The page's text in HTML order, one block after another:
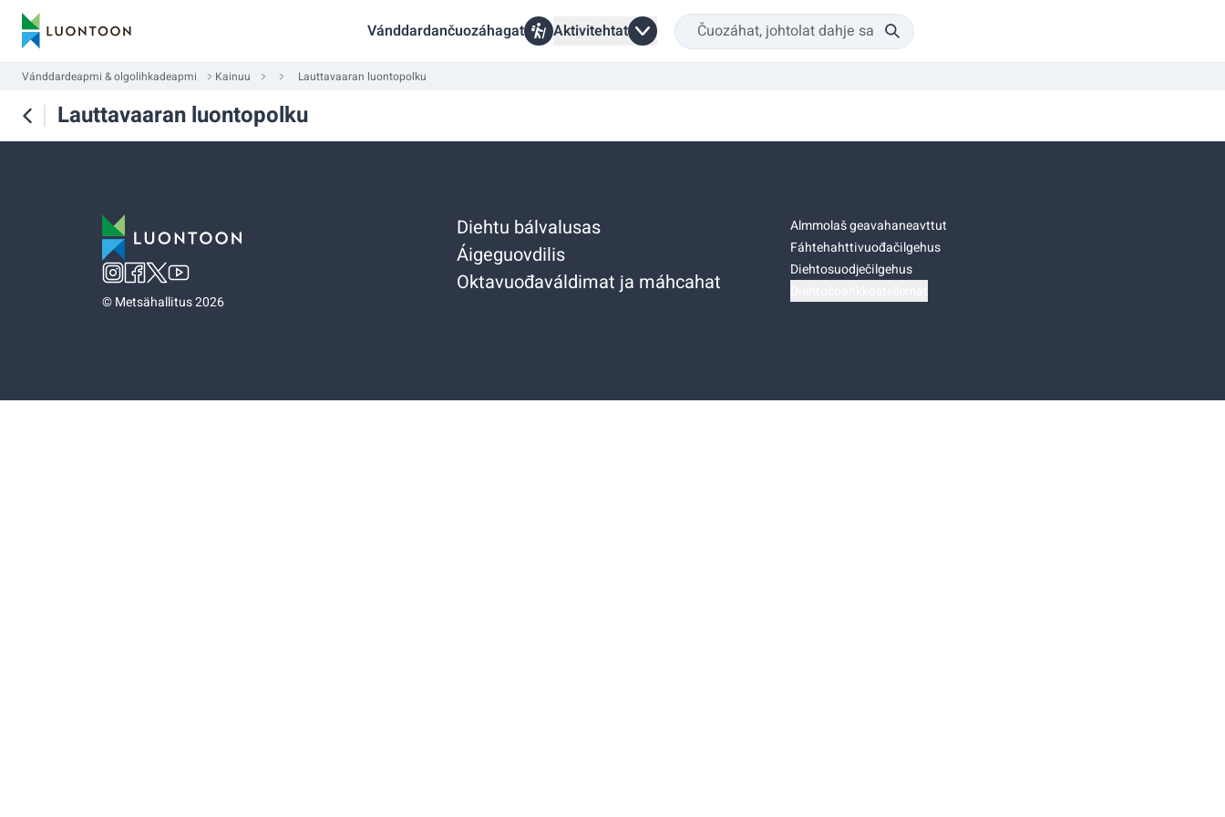
Vánddardančuozáhagat Aktivitehtat
Vánddardeapmi & olgolihkadeapmi Kainuu Lauttavaaran luontopolku
Lauttavaaran luontopolku
©Metsähallitus 2026
Diehtu bálvalusas
Áigeguovdilis
Oktavuođaváldimat ja máhcahat
Almmolaš geavahaneavttut
Fáhtehahttivuođačilgehus
Diehtosuodječilgehus